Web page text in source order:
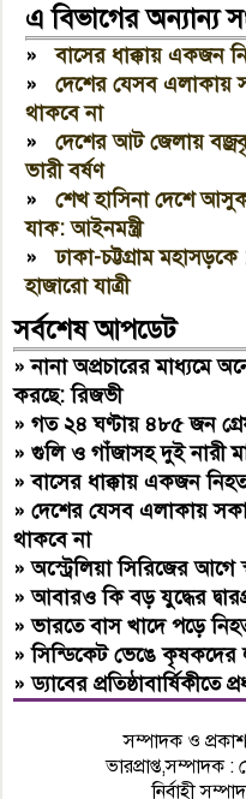
এ বিভাগের অন্যান্য
»বাসের ধাক্কায় একজন
»দেশের যেসব এলাকায়
থাকবে না
»দেশের আট জেলায়
ভারী বর্ষণ
»শেখ হাসিনা দেশে
যাক: আইনমন্ত্রী
»ঢাকা-চট্টগ্রাম
হাজারো যাত্রী
সর্বশেষ আপডেট
»নানা অপ্রচারের মাধ্যমে
করছে: রিজভী
»গত ২৪ ঘণ্টায় ৪৮৫ জন
»গুলি ও গাঁজাসহ দুই নারী
»বাসের ধাক্কায় একজন
»দেশের যেসব এলাকায়
থাকবে না
»অস্ট্রেলিয়া সিরিজের আগে
»আবারও কি বড় যুদ্ধের
»ভারতে বাস খাদে পড়ে
»সিন্ডিকেট ভেঙে কৃষকদের
»ড্যাবের প্রতিষ্ঠাবার্ষিকীতে
সম্পাদক ও
নির্বাহী